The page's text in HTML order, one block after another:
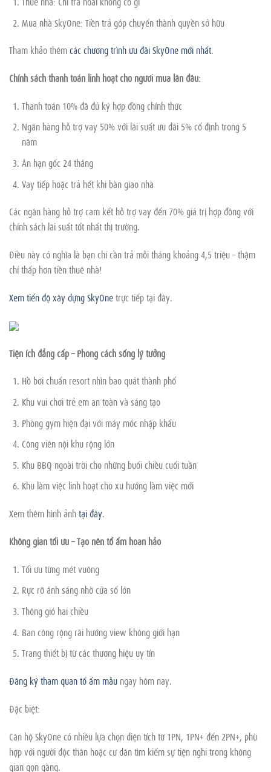
Mua nhà SkyOne: Tiền trả góp chuyển thành quyền sở hữu
Tham khảo thêmcác chương trình ưu đãi SkyOne mới nhất.
Chính sách thanh toán linh hoạt cho người mua lần đầu:
Thanh toán 10% đã đủ ký hợp đồng chính thức
Ngân hàng hỗ trợ vay 50% với lãi suất ưu đãi 5% cố định trong 5
năm
Ân hạn gốc 24 tháng
Vay tiếp hoặc trả hết khi bàn giao nhà
Các ngân hàng hỗ trợ cam kết hỗ trợ vay đến 70% giá trị hợp đồng với
chính sách lãi suất tốt nhất thị trường.
Điều này có nghĩa là bạn chỉ cần trả mỗi tháng khoảng 4,5 triệu – thậm
chí thấp hơn tiền thuê nhà!
Xem tiến độ xây dựng SkyOnetrực tiếp tại đây.
Tiện ích đẳng cấp – Phong cách sống lý tưởng
Hồ bơi chuẩn resort nhìn bao quát thành phố
Khu vui chơi trẻ em an toàn và sáng tạo
Phòng gym hiện đại với máy móc nhập khẩu
Công viên nội khu rộng lớn
Khu BBQ ngoài trời cho những buổi chiều cuối tuần
Khu làm việc linh hoạt cho xu hướng làm việc mới
Xem thêm hình ảnhtại đây.
Không gian tối ưu – Tạo nên tổ ấm hoàn hảo
Tối ưu từng mét vuông
Rực rỡ ánh sáng nhờ cửa sổ lớn
Thông gió hai chiều
Ban công rộng rãi hướng view không giới hạn
Trang thiết bị từ các thương hiệu uy tín
Đăng ký tham quan tổ ấm mẫu ngay hôm nay.
Đặc biệt:
Căn hộ SkyOne có nhiều lựa chọn diện tích từ 1PN, 1PN+ đến 2PN+, phù
hợp với người độc thân hoặc cư dân tìm kiếm sự tiện nghi trong không
gian gọn gàng.